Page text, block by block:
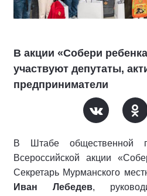
В акции «Собери
участвуют депутаты,
предприниматели
В Штабе общественной
Всероссийской акции
Секретарь Мурманского
Иван Лебедев,